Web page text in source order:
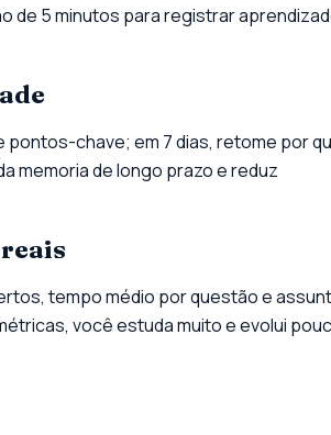
de 5 minutos para registrar
pontos-chave; em 7 dias, retome por
memoria de longo prazo e reduz
tempo médio por questão e
você estuda muito e evolui